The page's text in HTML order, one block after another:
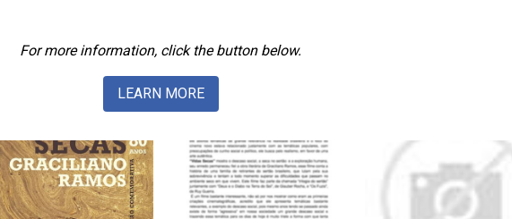
For more information, click the button below.
LEARN MORE